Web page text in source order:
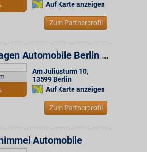
Auf Karte anzeigen
Zum Partnerprofil
Volkswagen Automobile Berlin GmbH
Am Juliusturm 10,
13599 Berlin
Auf Karte anzeigen
Zum Partnerprofil
Automobile